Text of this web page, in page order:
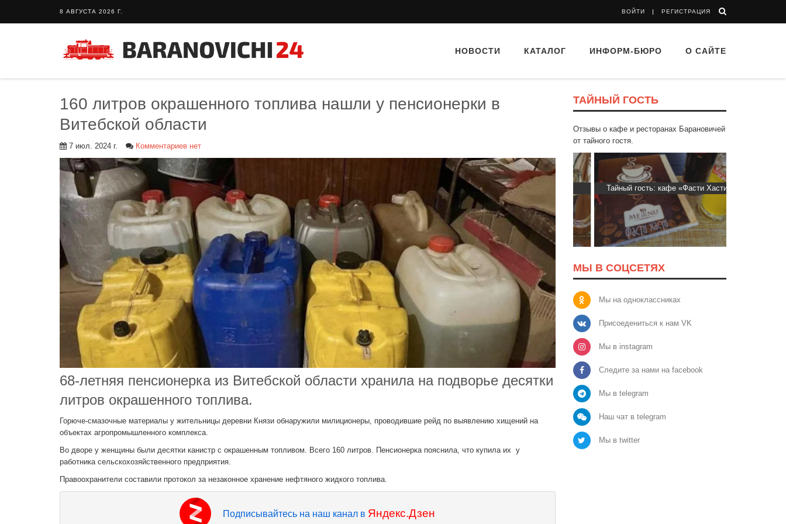
8 АВГУСТА 2026 Г. ВОЙТИ РЕГИСТРАЦИЯ
НОВОСТИ КАТАЛОГ ИНФОРМ-БЮРО О САЙТЕ
160 литров окрашенного топлива нашли у пенсионерки в
Витебской области
7 июл. 2024 г. Комментариев нет
68-летняя пенсионерка из Витебской области хранила на подворье десятки
литров окрашенного топлива.
Горюче-смазочные материалы у жительницы деревни Князи обнаружили милиционеры, проводившие рейд по выявлению хищений на
объектах агропромышленного комплекса.
Во дворе у женщины были десятки канистр с окрашенным топливом. Всего 160 литров. Пенсионерка пояснила, что купила их у
работника сельскохозяйственного предприятия.
Правоохранители составили протокол за незаконное хранение нефтяного жидкого топлива.
Подписывайтесь на наш канал в Яндекс.Дзен
ТАЙНЫЙ ГОСТЬ
Отзывы о кафе и ресторанах Барановичей
от тайного гостя.
Тайный гость: доставка Капибара Тайный гость: Гастропаб “Drova” Тайный гость: кафе «Фасти Хасти»
МЫ В СОЦСЕТЯХ
Мы на одноклассниках
Присоедениться к нам VK
Мы в instagram
Следите за нами на facebook
Мы в telegram
Наш чат в telegram
Мы в twitter